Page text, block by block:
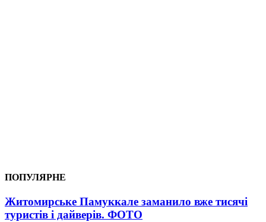
ПОПУЛЯРНЕ
Житомирське Памуккале заманило вже тисячі
туристів і дайверів. ФОТО